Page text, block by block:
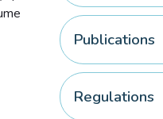
Publications
Regulations